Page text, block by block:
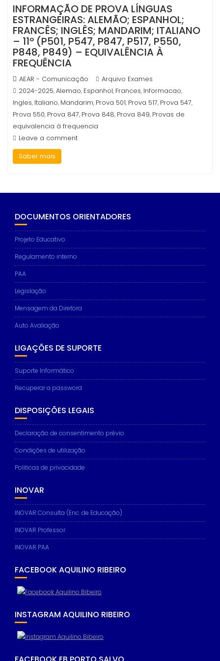
INFORMAÇÃO DE PROVA LÍNGUAS
ESTRANGEIRAS: ALEMÃO; ESPANHOL;
FRANCÊS; INGLÊS; MANDARIM; ITALIANO
– 11º (P501, P547, P847, P517, P550,
P848, P849) – EQUIVALÊNCIA À
FREQUÊNCIA
AEAR - Comunicação
Arquivo Exames
2024-2025,Alemao, Espanhol, Frances, Informacao,
Ingles, Italiano, Mandarim, Prova 501, Prova 517, Prova 547,
Prova 550, Prova 847, Prova 848, Prova 849, Provas de
equivalencia à frequencia
Leave a comment
Saber mais
DOCUMENTOS ORIENTADORES
Projeto Educativo
Regulamento interno
PAA
Legislação
Mensagem da Diretora
Auto Avaliação
LIGAÇÕES DE SUPORTE
Suporte Informático
Recuperar a password
DISPOSIÇÕES LEGAIS
Declaração de consentimento prévio
Condições de utilização
Politicas de privacidade
INOVAR
INOVAR Consulta (Enc. de Educação)
INOVAR Professor
INOVAR PAA
FACEBOOK AQUILINO RIBEIRO
INSTAGRAM AQUILINO RIBEIRO